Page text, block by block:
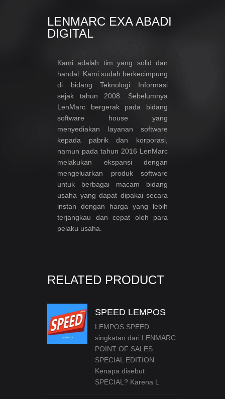
LENMARC EXA ABADI
DIGITAL
Kami adalah tim yang solid dan
handal. Kami sudah berkecimpung
di bidang Teknologi Informasi
sejak tahun 2008. Sebelumnya
LenMarc bergerak pada bidang
software house yang
menyediakan layanan software
kepada pabrik dan korporasi,
namun pada tahun 2016 LenMarc
melakukan ekspansi dengan
mengeluarkan produk software
untuk berbagai macam bidang
usaha yang dapat dipakai secara
instan dengan harga yang lebih
terjangkau dan cepat oleh para
pelaku usaha.
RELATED PRODUCT
SPEED LEMPOS
LEMPOS SPEED
singkatan dari LENMARC
POINT OF SALES
SPECIAL EDITION.
Kenapa disebut
SPECIAL? Karena L